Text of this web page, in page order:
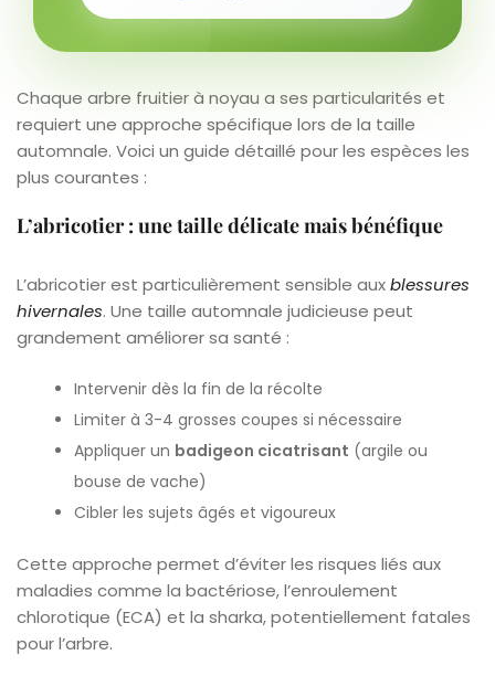
Chaque arbre fruitier à noyau a ses particularités et
requiert une approche spécifique lors de la taille
automnale. Voici un guide détaillé pour les espèces les
plus courantes :
L’abricotier : une taille délicate mais bénéfique
L’abricotier est particulièrement sensible auxblessures
hivernales. Une taille automnale judicieuse peut
grandement améliorer sa santé :
Intervenir dès la fin de la récolte
Limiter à 3-4 grosses coupes si nécessaire
Appliquer un badigeon cicatrisant (argile ou
bouse de vache)
Cibler les sujets âgés et vigoureux
Cette approche permet d’éviter les risques liés aux
maladies comme la bactériose, l’enroulement
chlorotique (ECA) et la sharka, potentiellement fatales
pour l’arbre.